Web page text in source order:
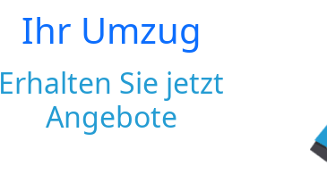
Ihr Umzug
Erhalten Sie jetzt
Angebote